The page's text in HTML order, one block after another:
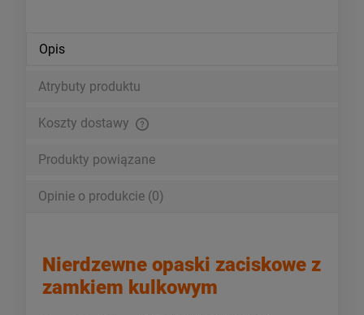
Opis
Atrybuty produktu
Koszty dostawy
Produkty powiązane
Opinie o produkcie (0)
Nierdzewne opaski zaciskowe z
zamkiem kulkowym